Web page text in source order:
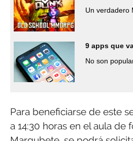
Un verdadero
9 apps que
No son
Para beneficiarse de este
a 14:30 horas en el aula